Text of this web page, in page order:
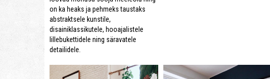
on ka heaks ja pehmeks taustaks
abstraktsele kunstile,
disainiklassikutele, hooajalistele
lillebukettidele ning säravatele
detailidele.